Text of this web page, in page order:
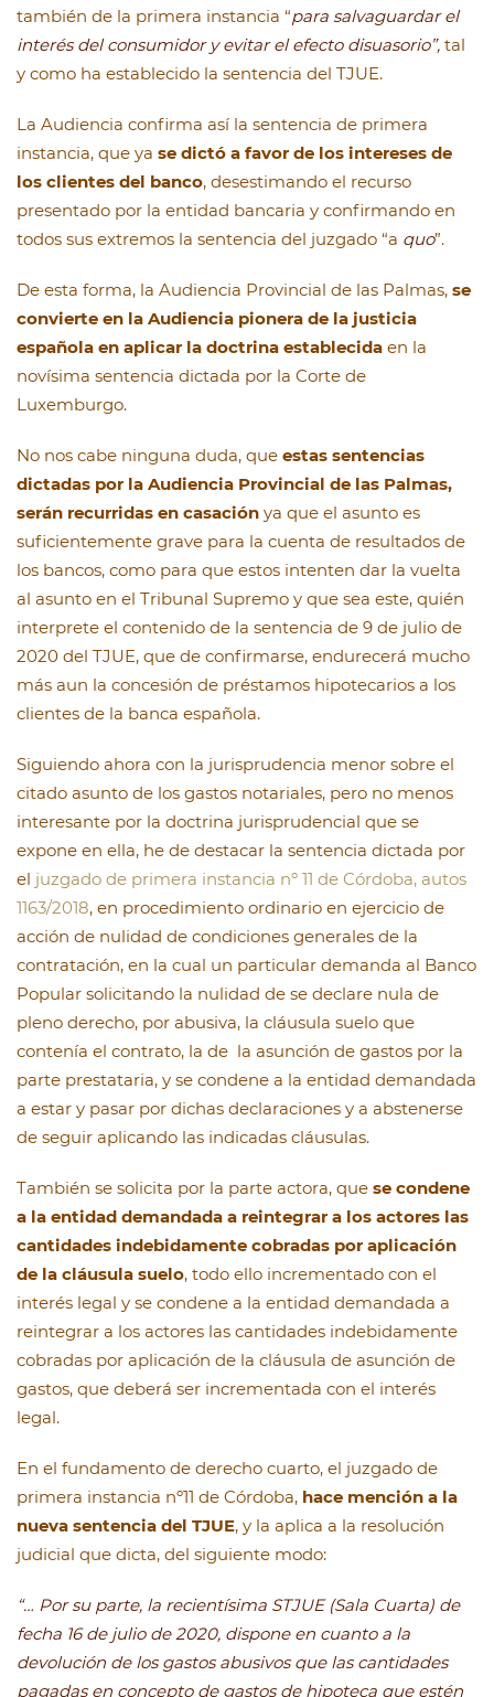
también de la primera instancia “para salvaguardar el
interés del consumidor y evitar el efecto disuasorio”, tal
y como ha establecido la sentencia del TJUE.
La Audiencia confirma así la sentencia de primera
instancia, que ya se dictó a favor de los intereses de
los clientes del banco, desestimando el recurso
presentado por la entidad bancaria y confirmando en
todos sus extremos la sentencia del juzgado “a quo”.
De esta forma, la Audiencia Provincial de las Palmas, se
convierte en la Audiencia pionera de la justicia
española en aplicar la doctrina establecida en la
novísima sentencia dictada por la Corte de
Luxemburgo.
No nos cabe ninguna duda, que estas sentencias
dictadas por la Audiencia Provincial de las Palmas,
serán recurridas en casación ya que el asunto es
suficientemente grave para la cuenta de resultados de
los bancos, como para que estos intenten dar la vuelta
al asunto en el Tribunal Supremo y que sea este, quién
interprete el contenido de la sentencia de 9 de julio de
2020 del TJUE, que de confirmarse, endurecerá mucho
más aun la concesión de préstamos hipotecarios a los
clientes de la banca española.
Siguiendo ahora con la jurisprudencia menor sobre el
citado asunto de los gastos notariales, pero no menos
interesante por la doctrina jurisprudencial que se
expone en ella, he de destacar la sentencia dictada por
el juzgado de primera instancia nº 11 de Córdoba, autos
1163/2018, en procedimiento ordinario en ejercicio de
acción de nulidad de condiciones generales de la
contratación, en la cual un particular demanda al Banco
Popular solicitando la nulidad de se declare nula de
pleno derecho, por abusiva, la cláusula suelo que
contenía el contrato, la de la asunción de gastos por la
parte prestataria, y se condene a la entidad demandada
a estar y pasar por dichas declaraciones y a abstenerse
de seguir aplicando las indicadas cláusulas.
También se solicita por la parte actora, que se condene
a la entidad demandada a reintegrar a los actores las
cantidades indebidamente cobradas por aplicación
de la cláusula suelo, todo ello incrementado con el
interés legal y se condene a la entidad demandada a
reintegrar a los actores las cantidades indebidamente
cobradas por aplicación de la cláusula de asunción de
gastos, que deberá ser incrementada con el interés
legal.
En el fundamento de derecho cuarto, el juzgado de
primera instancia nº11 de Córdoba, hace mención a la
nueva sentencia del TJUE, y la aplica a la resolución
judicial que dicta, del siguiente modo:
“… Por su parte, la recientísima STJUE (Sala Cuarta) de
fecha 16 de julio de 2020, dispone en cuanto a la
devolución de los gastos abusivos que las cantidades
pagadas en concepto de gastos de hipoteca que estén